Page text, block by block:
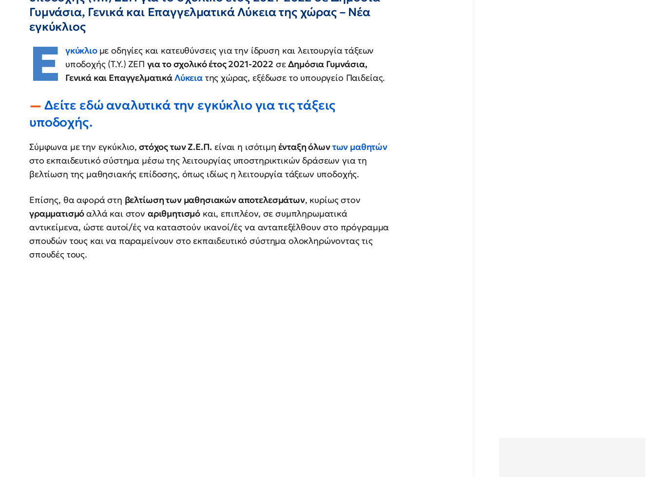
Γυμνάσια, Γενικά και Επαγγελματικά Λύκεια της χώρας – Νέα
εγκύκλιος
Ε γκύκλιο με οδηγίες και κατευθύνσεις για την ίδρυση και λειτουργία τάξεων
υποδοχής (Τ.Υ.) ΖΕΠ για το σχολικό έτος 2021-2022 σεΔημόσια Γυμνάσια,
Γενικά και ΕπαγγελματικάΛύκειατης χώρας, εξέδωσε το υπουργείο Παιδείας.
Δείτε εδώ αναλυτικά την εγκύκλιο για τις τάξεις
υποδοχής.
Σύμφωνα με την εγκύκλιο, στόχος των Ζ.Ε.Π. είναι η ισότιμη ένταξη όλωντων μαθητών
στο εκπαιδευτικό σύστημα μέσω της λειτουργίας υποστηρικτικών δράσεων για τη
βελτίωση της μαθησιακής επίδοσης, όπως ιδίως η λειτουργία τάξεων υποδοχής.
Επίσης, θα αφορά στη βελτίωση των μαθησιακών αποτελεσμάτων, κυρίως στον
γραμματισμόαλλά και στον αριθμητισμό και, επιπλέον, σε συμπληρωματικά
αντικείμενα, ώστε αυτοί/ές να καταστούν ικανοί/ές να ανταπεξέλθουν στο πρόγραμμα
σπουδών τους και να παραμείνουν στο εκπαιδευτικό σύστημα ολοκληρώνοντας τις
σπουδές τους.